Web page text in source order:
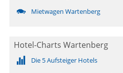
Mietwagen Wartenberg
Hotel-Charts Wartenberg
Die 5 Aufsteiger Hotels